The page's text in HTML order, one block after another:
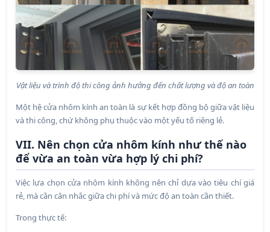
Vật liệu và trình độ thi công ảnh hưởng đến chất lượng và độ an toàn
Một hệ cửa nhôm kính an toàn là sự kết hợp đồng bộ giữa vật liệu
và thi công, chứ không phụ thuộc vào một yếu tố riêng lẻ.
VII. Nên chọn cửa nhôm kính như thế nào
để vừa an toàn vừa hợp lý chi phí?
Việc lựa chọn cửa nhôm kính không nên chỉ dựa vào tiêu chí giá
rẻ, mà cần cân nhắc giữa chi phí và mức độ an toàn cần thiết.
Trong thực tế: